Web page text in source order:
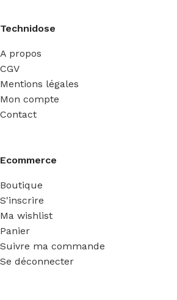
Technidose
A propos
CGV
Mentions légales
Mon compte
Contact
Ecommerce
Boutique
S'inscrire
Ma wishlist
Panier
Suivre ma commande
Se déconnecter